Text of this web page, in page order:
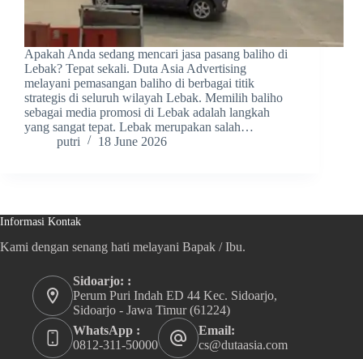
Apakah Anda sedang mencari jasa pasang baliho di
Lebak? Tepat sekali. Duta Asia Advertising
melayani pemasangan baliho di berbagai titik
strategis di seluruh wilayah Lebak. Memilih baliho
sebagai media promosi di Lebak adalah langkah
yang sangat tepat. Lebak merupakan salah…
putri
18 June 2026
Informasi Kontak
Kami dengan senang hati melayani Bapak / Ibu.
Sidoarjo: :
Perum Puri Indah ED 44 Kec. Sidoarjo,
Sidoarjo - Jawa Timur (61224)
WhatsApp :
0812-311-50000
Email:
cs@dutaasia.com